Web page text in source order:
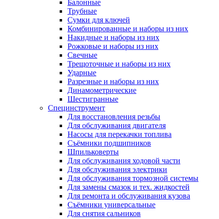
Балонные
Трубные
Сумки для ключей
Комбинированные и наборы из них
Накидные и наборы из них
Рожковые и наборы из них
Свечные
Трещоточные и наборы из них
Ударные
Разрезные и наборы из них
Динамометрические
Шестигранные
Специнструмент
Для восстановления резьбы
Для обслуживания двигателя
Насосы для перекачки топлива
Съёмники подшипников
Шпильковерты
Для обслуживания ходовой части
Для обслуживания электрики
Для обслуживания тормозной системы
Для замены смазок и тех. жидкостей
Для ремонта и обслуживания кузова
Съёмники универсальные
Для снятия сальников